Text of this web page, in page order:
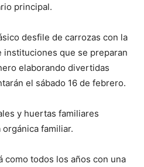
principal.
desfile de carrozas con la
instituciones que se preparan
elaborando divertidas
el sábado 16 de febrero.
y huertas familiares
familiar.
como todos los años con una